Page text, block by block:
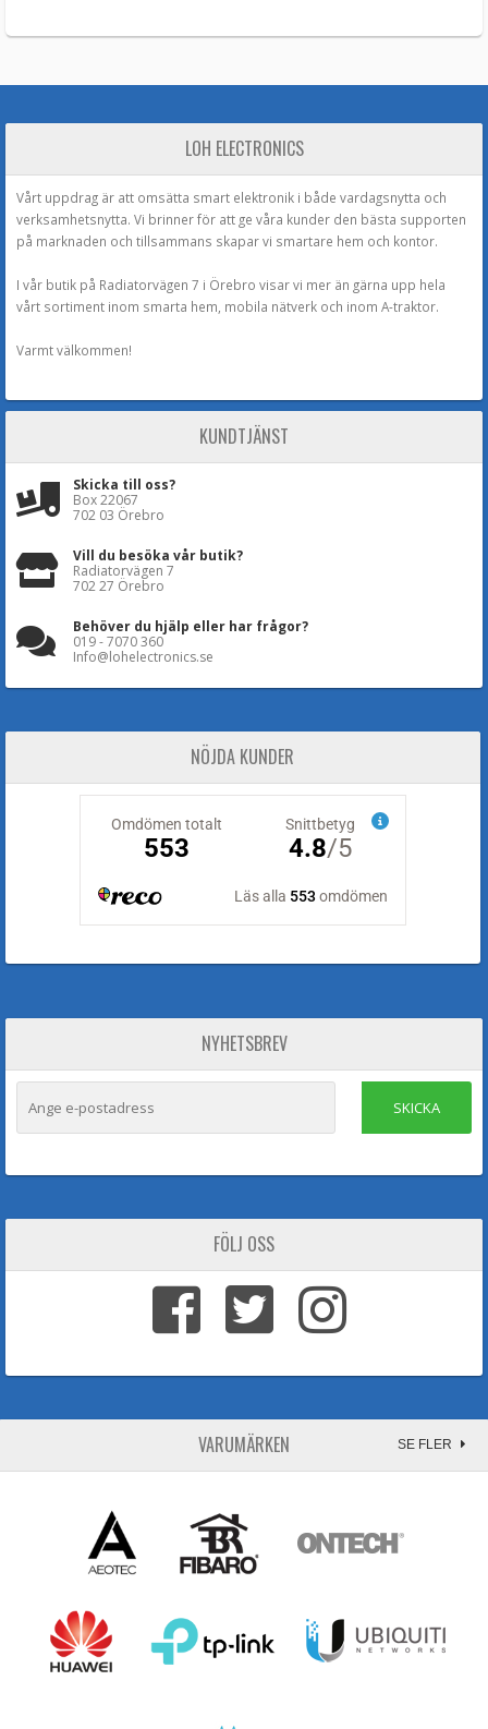
LOH ELECTRONICS
Vårt uppdrag är att omsätta smart elektronik i både vardagsnytta och
verksamhetsnytta. Vi brinner för att ge våra kunder den bästa supporten
på marknaden och tillsammans skapar vi smartare hem och kontor.
I vår butik på Radiatorvägen 7 i Örebro visar vi mer än gärna upp hela
vårt sortiment inom smarta hem, mobila nätverk och inom A-traktor.
Varmt välkommen!
KUNDTJÄNST
Skicka till oss?
Box 22067
702 03 Örebro
Vill du besöka vår butik?
Radiatorvägen 7
702 27 Örebro
Behöver du hjälp eller har frågor?
019 - 7070 360
Info@lohelectronics.se
NÖJDA KUNDER
NYHETSBREV
SKICKA
FÖLJ OSS
VARUMÄRKEN SE FLER